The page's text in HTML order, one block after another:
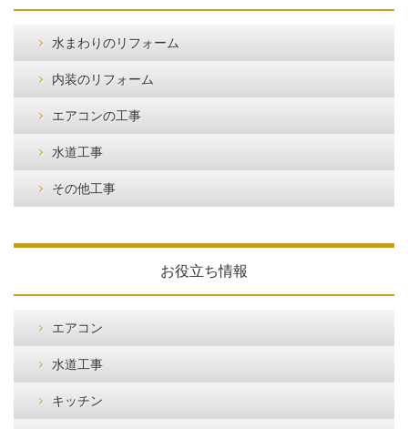
水まわりのリフォーム
内装のリフォーム
エアコンの工事
水道工事
その他工事
お役立ち情報
エアコン
水道工事
キッチン